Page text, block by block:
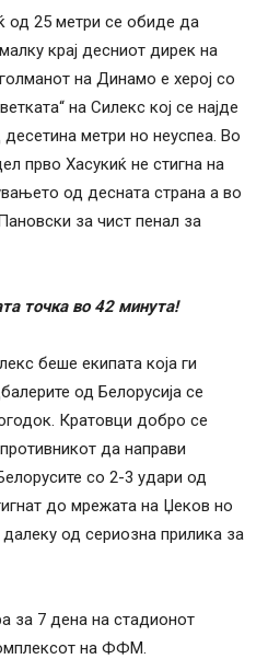
од 25 метри се обиде да
крај десниот дирек на
на Динамо е херој со
на Силекс кој се најде
метри но неуспеа. Во
прво Хасукиќ не стигна на
од десната страна а во
за чист пенал за
точка во 42 минута!
беше екипата која ги
од Белорусија се
Кратовци добро се
да направи
со 2-3 удари од
до мрежата на Џеков но
од сериозна прилика за
за 7 дена на стадионот
на ФФМ.